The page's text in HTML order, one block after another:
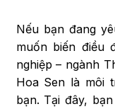
Nếu bạn đang
muốn biến điều
nghiệp – ngành
Hoa Sen là môi
bạn. Tại đây,